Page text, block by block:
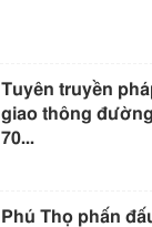
Tuyên truyền
giao thông
70...
Phú Thọ phấn